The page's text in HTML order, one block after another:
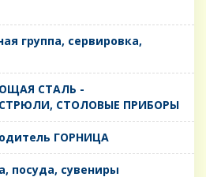
группа, сервировка,
СТАЛЬ -
СТОЛОВЫЕ ПРИБОРЫ
ГОРНИЦА
посуда, сувениры